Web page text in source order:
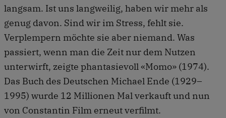
langsam. Ist uns langweilig, haben wir mehr als
genug davon. Sind wir im Stress, fehlt sie.
Verplempern möchte sie aber niemand. Was
passiert, wenn man die Zeit nur dem Nutzen
unterwirft, zeigte phantasievoll «Momo» (1974).
Das Buch des Deutschen Michael Ende (1929–
1995) wurde 12 Millionen Mal verkauft und nun
von Constantin Film erneut verfilmt.